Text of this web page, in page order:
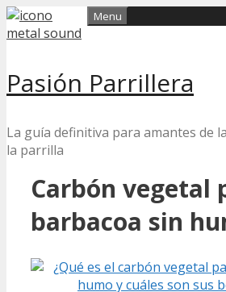
Skip
to
Pasión Parrillera
La guía definitiva para amantes de
la parrilla
Menu
Carbón vegetal
barbacoa sin